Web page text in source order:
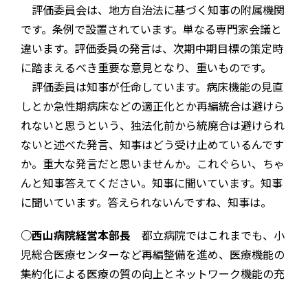
評価委員会は、地方自治法に基づく知事の附属機関
です。条例で設置されています。単なる専門家会議と
違います。評価委員の発言は、次期中期目標の策定時
に踏まえるべき重要な意見となり、重いものです。
評価委員は知事が任命しています。病床機能の見直
しとか急性期病床などの適正化とか再編統合は避けら
れないと思うという、独法化前から統廃合は避けられ
ないと述べた発言、知事はどう受け止めているんです
か。重大な発言だと思いませんか。これぐらい、ちゃ
んと知事答えてください。知事に聞いています。知事
に聞いています。答えられないんですね、知事は。
○西山病院経営本部長 都立病院ではこれまでも、小
児総合医療センターなど再編整備を進め、医療機能の
集約化による医療の質の向上とネットワーク機能の充